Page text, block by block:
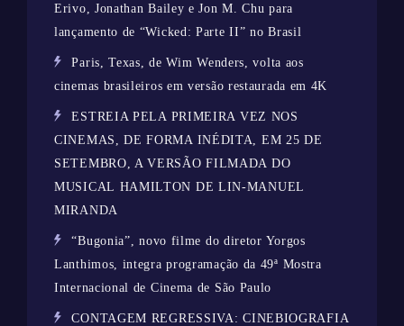
Erivo, Jonathan Bailey e Jon M. Chu para
lançamento de “Wicked: Parte II” no Brasil
Paris, Texas, de Wim Wenders, volta aos
cinemas brasileiros em versão restaurada em 4K
ESTREIA PELA PRIMEIRA VEZ NOS
CINEMAS, DE FORMA INÉDITA, EM 25 DE
SETEMBRO, A VERSÃO FILMADA DO
MUSICAL HAMILTON DE LIN-MANUEL
MIRANDA
“Bugonia”, novo filme do diretor Yorgos
Lanthimos, integra programação da 49ª Mostra
Internacional de Cinema de São Paulo
CONTAGEM REGRESSIVA: CINEBIOGRAFIA